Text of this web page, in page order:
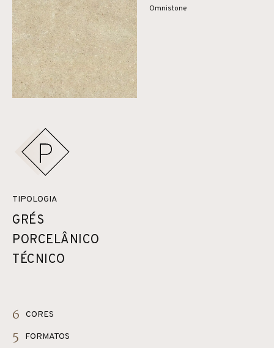
Omnistone
TIPOLOGIA
GRÉS
PORCELÂNICO
TÉCNICO
6 CORES
5 FORMATOS